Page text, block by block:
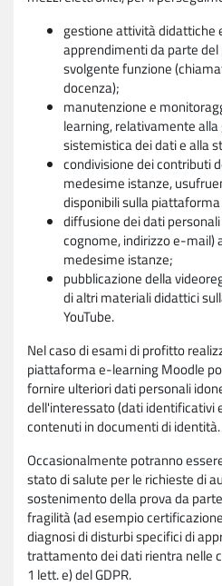
gestione attività didattiche
apprendimenti da parte
svolgente funzione
docenza);
manutenzione e
learning, relativamente
sistemistica dei dati e alla
condivisione dei contributi
medesime istanze,
disponibili sulla
diffusione dei dati
cognome, indirizzo e-mail)
medesime istanze;
pubblicazione della
di altri materiali didattici
YouTube.
Nel caso di esami di profitto
piattaforma e-learning Moodle
fornire ulteriori dati personali
dell'interessato (dati identificativi
contenuti in documenti di identità.
Occasionalmente potranno
stato di salute per le richieste di
sostenimento della prova da
fragilità (ad esempio
diagnosi di disturbi specifici di
trattamento dei dati rientra nelle
1 lett. e) del GDPR.